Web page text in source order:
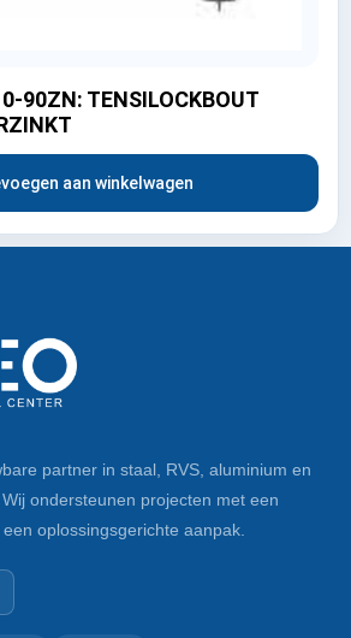
90ZN: TENSILOCKBOUT
aan winkelwagen
partner in staal, RVS, aluminium en
ondersteunen projecten met een
oplossingsgerichte aanpak.